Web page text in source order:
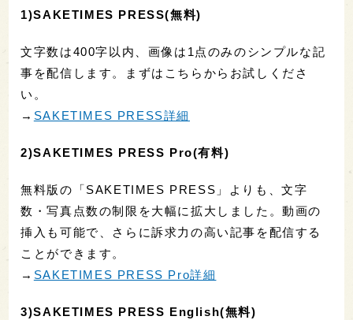
1)SAKETIMES PRESS(無料)
文字数は400字以内、画像は1点のみのシンプルな記
事を配信します。まずはこちらからお試しくださ
い。
→ SAKETIMES PRESS詳細
2)SAKETIMES PRESS Pro(有料)
無料版の「SAKETIMES PRESS」よりも、文字
数・写真点数の制限を大幅に拡大しました。動画の
挿入も可能で、さらに訴求力の高い記事を配信する
ことができます。
→ SAKETIMES PRESS Pro詳細
3)SAKETIMES PRESS English(無料)